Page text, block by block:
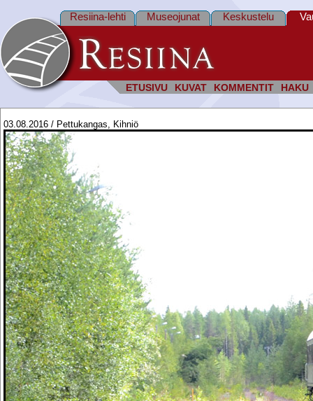
ETUSIVU KUVAT KOMMENTIT HAKU
Resiina-lehti Museojunat Keskustelu
03.08.2016 / Pettukangas, Kihniö